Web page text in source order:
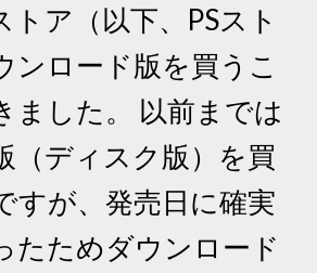
トア（以下、PSスト
ンロード版を買うこ
ました。 以前までは
（ディスク版）を買
すが、発売日に確実
たためダウンロード